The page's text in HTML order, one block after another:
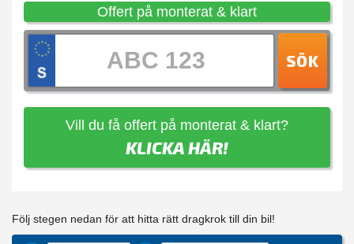
Offert på monterat & klart
SÖK
Vill du få offert på monterat & klart?
KLICKA HÄR!
Följ stegen nedan för att hitta rätt dragkrok till din bil!